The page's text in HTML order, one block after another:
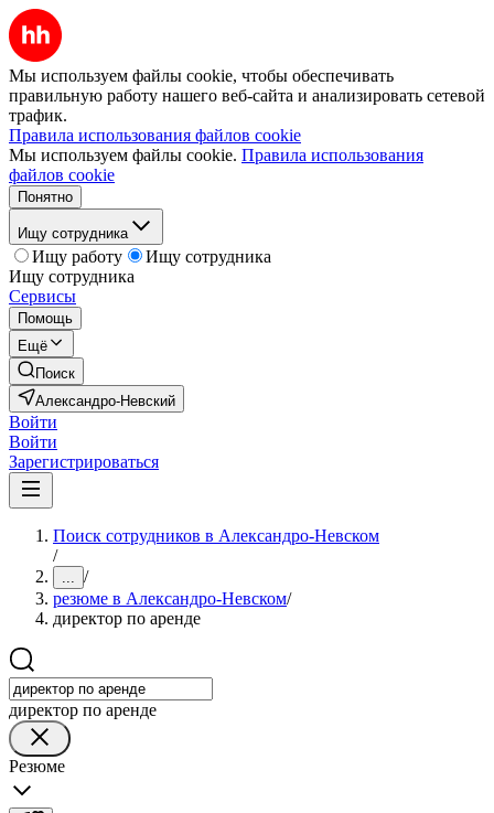
Мы используем файлы cookie, чтобы обеспечивать
правильную работу нашего веб-сайта и анализировать сетевой
трафик.
Правила использования файлов cookie
Мы используем файлы cookie. Правила использования
файлов cookie
Понятно
Ищу сотрудника
Ищу работу
Ищу сотрудника
Ищу сотрудника
Сервисы
Помощь
Ещё
Поиск
Александро-Невский
Войти
Войти
Зарегистрироваться
Поиск сотрудников в Александро-Невском
/
... /
резюме в Александро-Невском/
директор по аренде
директор по аренде
Резюме